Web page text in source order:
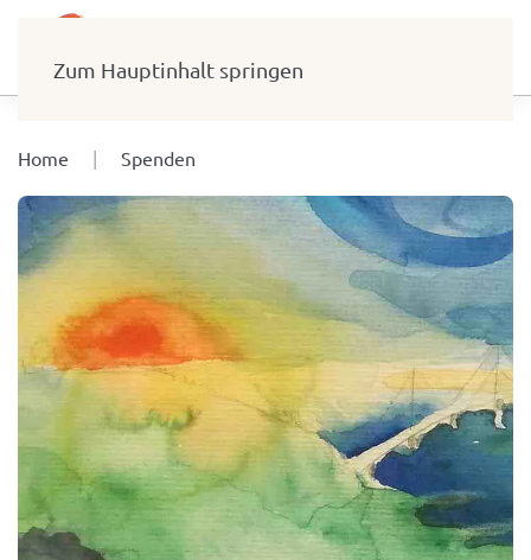
Zum Hauptinhalt springen
Home Spenden